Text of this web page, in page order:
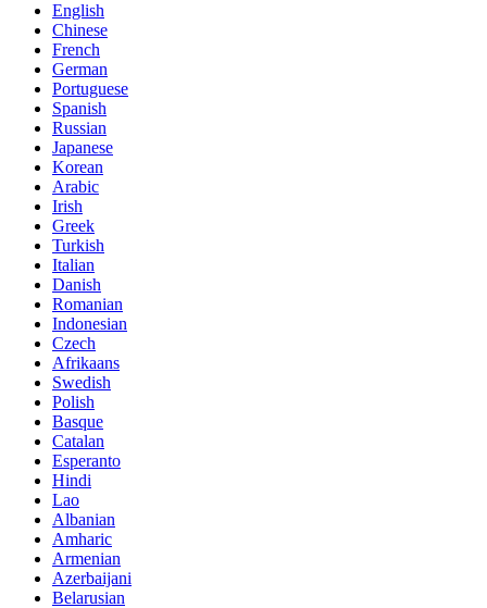
English
Chinese
French
German
Portuguese
Spanish
Russian
Japanese
Korean
Arabic
Irish
Greek
Turkish
Italian
Danish
Romanian
Indonesian
Czech
Afrikaans
Swedish
Polish
Basque
Catalan
Esperanto
Hindi
Lao
Albanian
Amharic
Armenian
Azerbaijani
Belarusian